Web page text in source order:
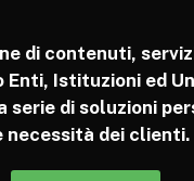
di contenuti,
Enti, Istituzioni ed
serie di soluzioni
necessità dei clienti.